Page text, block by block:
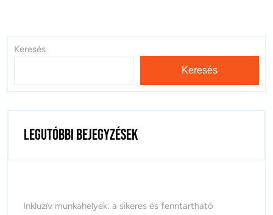
Keresés
Keresés
Legutóbbi bejegyzések
Inkluzív munkahelyek: a sikeres és fenntartható